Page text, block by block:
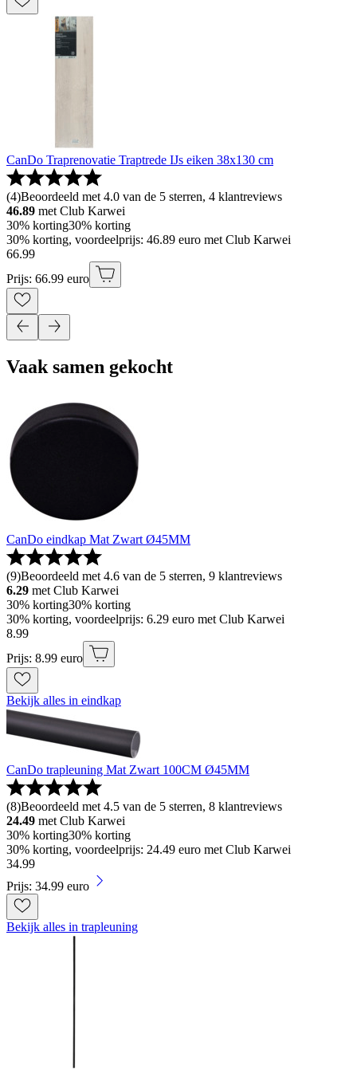
CanDo Traprenovatie Traptrede IJs eiken 38x130 cm
(4)Beoordeeld met 4.0 van de 5 sterren, 4 klantreviews
46.89 met Club Karwei
30% korting30% korting
30% korting, voordeelprijs: 46.89 euro met Club Karwei
66.99
Prijs: 66.99 euro
Vaak samen gekocht
CanDo eindkap Mat Zwart Ø45MM
(9)Beoordeeld met 4.6 van de 5 sterren, 9 klantreviews
6.29 met Club Karwei
30% korting30% korting
30% korting, voordeelprijs: 6.29 euro met Club Karwei
8.99
Prijs: 8.99 euro
Bekijk alles in eindkap
CanDo trapleuning Mat Zwart 100CM Ø45MM
(8)Beoordeeld met 4.5 van de 5 sterren, 8 klantreviews
24.49 met Club Karwei
30% korting30% korting
30% korting, voordeelprijs: 24.49 euro met Club Karwei
34.99
Prijs: 34.99 euro
Bekijk alles in trapleuning